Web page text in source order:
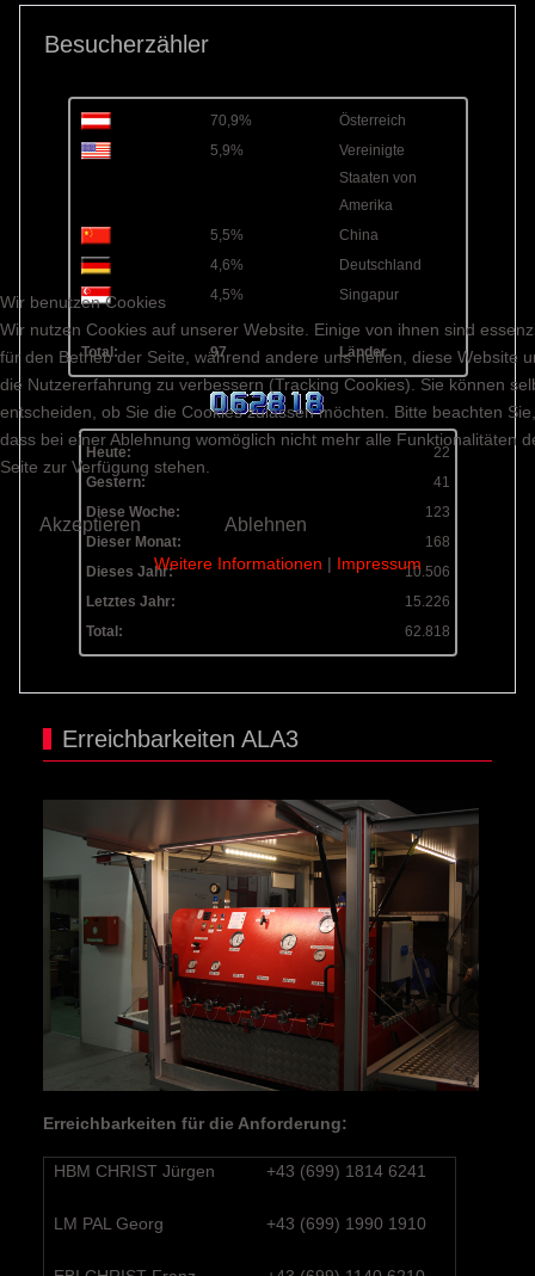
Besucherzähler
70,9%
Österreich
5,9%
Vereinigte
Staaten von
Amerika
5,5%
China
4,6%
Deutschland
4,5%
Singapur
Total: 97 Länder
Heute:
22
Gestern:
41
Diese Woche:
123
Dieser Monat:
168
Dieses Jahr:
10.506
Letztes Jahr:
15.226
Total:
62.818
Erreichbarkeiten ALA3
Erreichbarkeiten für die Anforderung:
HBM CHRIST Jürgen +43 (699) 1814 6241
LM PAL Georg +43 (699) 1990 1910
Wir benutzen Cookies
Wir nutzen Cookies auf unserer Website. Einige von ihnen sind
für den Betrieb der Seite, während andere uns helfen, diese Website
die Nutzererfahrung zu verbessern (Tracking Cookies). Sie können
entscheiden, ob Sie die Cookies zulassen möchten. Bitte beachten Sie,
dass bei einer Ablehnung womöglich nicht mehr alle Funktionalitäten
Seite zur Verfügung stehen.
Akzeptieren Ablehnen
Weitere Informationen | Impressum